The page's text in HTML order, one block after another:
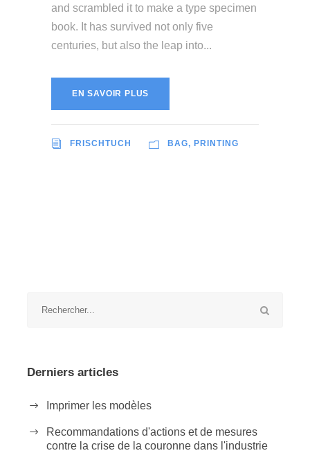
and scrambled it to make a type specimen
book. It has survived not only five
centuries, but also the leap into...
EN SAVOIR PLUS
FRISCHTUCH BAG, PRINTING
Derniers articles
Imprimer les modèles
Recommandations d'actions et de mesures
contre la crise de la couronne dans l'industrie